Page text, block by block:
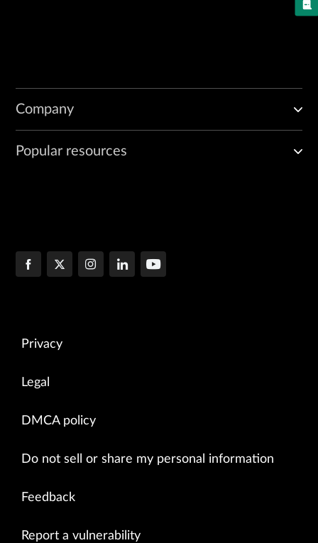
Company
Popular resources
Privacy
Legal
DMCA policy
Do not sell or share my personal information
Feedback
Report a vulnerability